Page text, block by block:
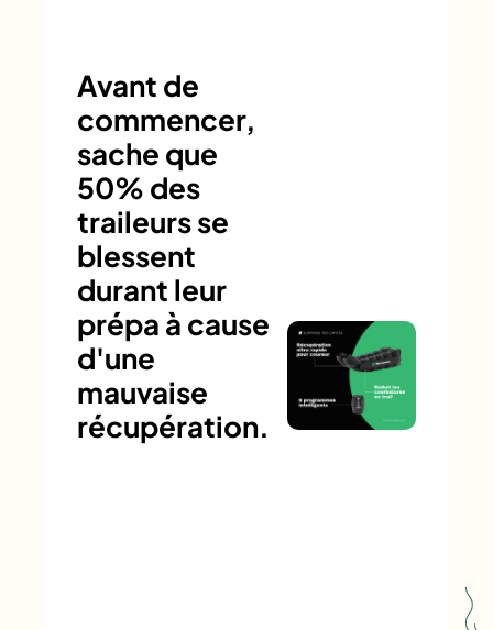
Avant de
commencer,
sache que
50% des
traileurs se
blessent
durant leur
prépa à cause
d'une
mauvaise
récupération.